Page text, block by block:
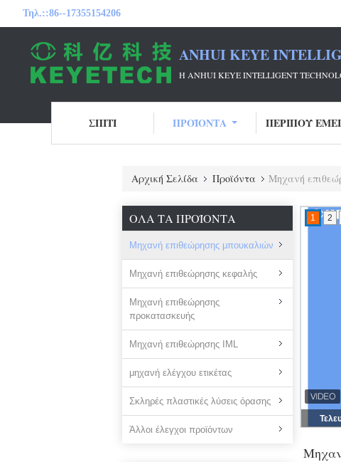
Τηλ.::86--17355154206
ANHUI KEYE
Η ANHUI KEYE INTELLIGENT
ΣΠΊΤΙ ΠΡΟΪΌΝΤΑ ΠΕΡΊΠΟΥ
Αρχική Σελίδα Προϊόντα Μηχανή
ΌΛΑ ΤΑ ΠΡΟΪΌΝΤΑ
Μηχανή επιθεώρησης μπουκαλιών
Μηχανή επιθεώρησης κεφαλής
Μηχανή επιθεώρησης
προκατασκευής
Μηχανή επιθεώρησης IML
μηχανή ελέγχου ετικέτας
Σκληρές πλαστικές λύσεις όρασης
Άλλοι έλεγχοι προϊόντων
1 2